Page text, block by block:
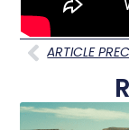
ARTICLE